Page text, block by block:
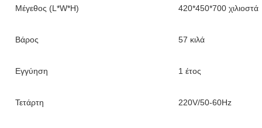
Μέγεθος (L*W*H) 420*450*700 χιλιοστά
Βάρος 57 κιλά
Εγγύηση 1 έτος
Τετάρτη 220V/50-60Hz